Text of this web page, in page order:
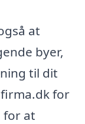
at
byer,
til dit
for
for at